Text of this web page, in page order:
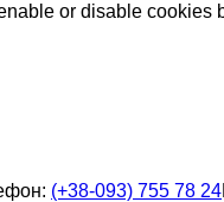
or disable cookies
(+38-093) 755 78 24